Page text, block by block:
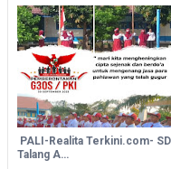
PALI-Realita Terkini.com-
Talang A…